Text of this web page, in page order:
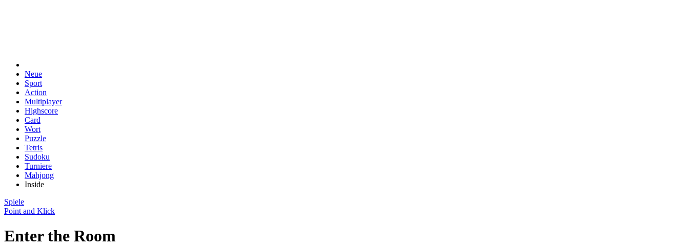
Neue
Sport
Action
Multiplayer
Highscore
Card
Wort
Puzzle
Tetris
Sudoku
Turniere
Mahjong
Inside
Spiele
Point and Klick
Enter the Room